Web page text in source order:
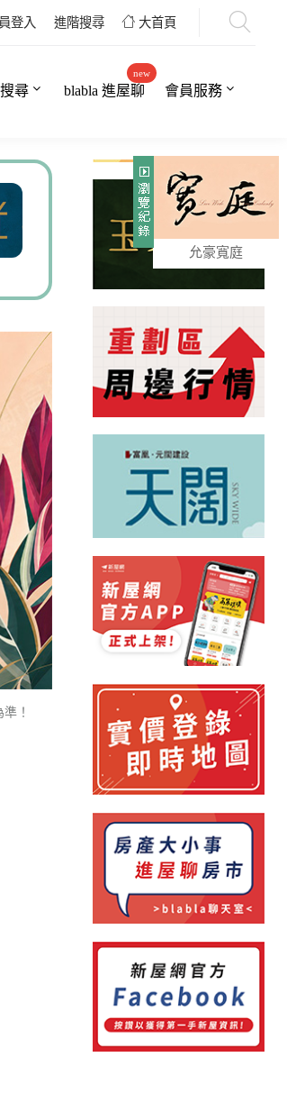
允豪寬庭
登入 進階搜尋 大首頁
尋 blabla 進屋聊
new
會員服務
安新家
！